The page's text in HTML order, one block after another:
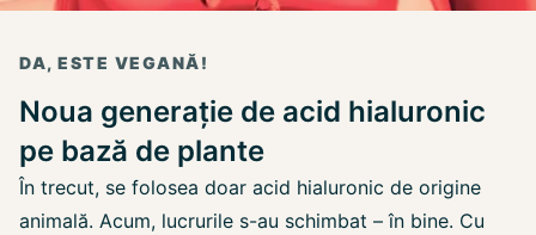
DA, ESTE VEGANĂ!
Noua generație de acid hialuronic
pe bază de plante
În trecut, se folosea doar acid hialuronic de origine
animală. Acum, lucrurile s-au schimbat – în bine. Cu